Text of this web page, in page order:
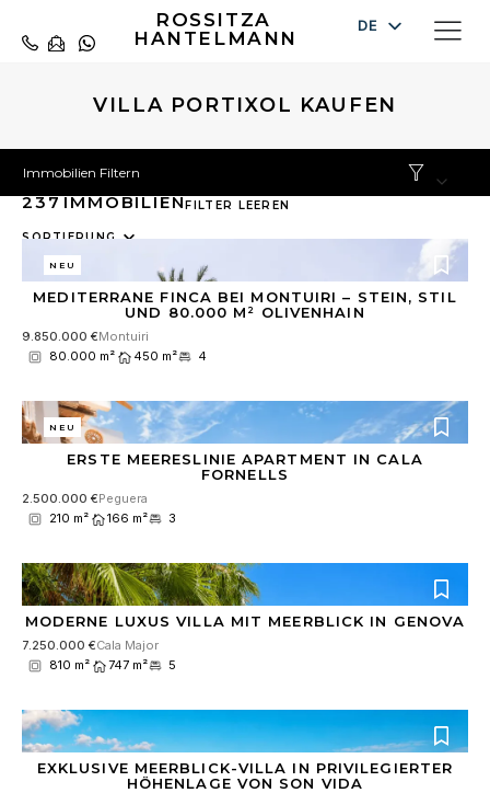
ROSSITZA
HANTELMANN
DE
ES
VILLA PORTIXOL KAUFEN
Immobilien Filtern
237IMMOBILIENFILTER LEEREN
SORTIERUNG
available
NEU
MEDITERRANE FINCA BEI MONTUIRI – STEIN, STIL
UND 80.000 M² OLIVENHAIN
9.850.000 €Montuiri
80.000 m²
450 m² 4
NEU
ERSTE MEERESLINIE APARTMENT IN CALA
FORNELLS
2.500.000 €Peguera
210 m²
166 m² 3
MODERNE LUXUS VILLA MIT MEERBLICK IN GENOVA
7.250.000 €Cala Major
810 m²
747 m² 5
EXKLUSIVE MEERBLICK-VILLA IN PRIVILEGIERTER
HÖHENLAGE VON SON VIDA